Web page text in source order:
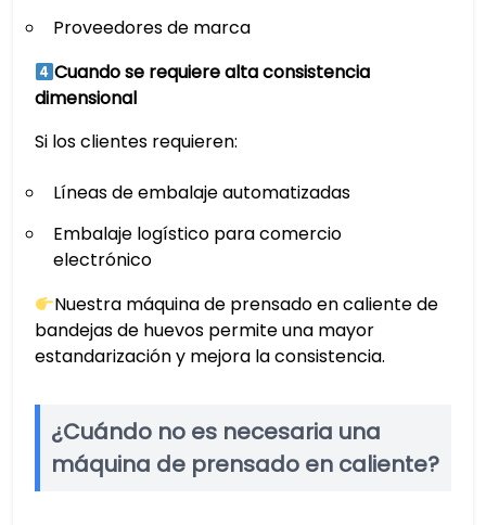
Proveedores de marca
Cuando se requiere alta consistencia
dimensional
Si los clientes requieren:
Líneas de embalaje automatizadas
Embalaje logístico para comercio
electrónico
Nuestra máquina de prensado en caliente de
bandejas de huevos permite una mayor
estandarización y mejora la consistencia.
¿Cuándo no es necesaria una
máquina de prensado en caliente?